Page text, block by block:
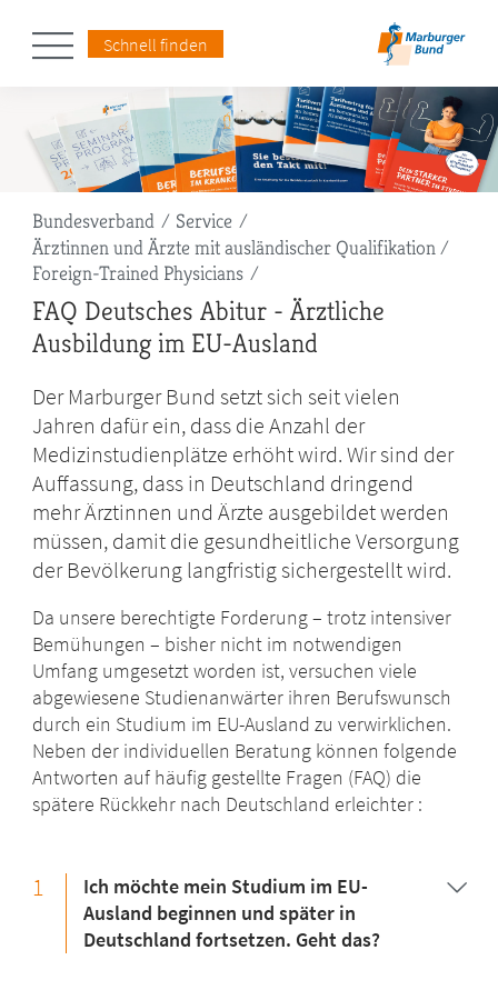
Schnell finden
Pfadnavigation
Bundesverband
Service
Ärztinnen und Ärzte mit ausländischer Qualifikation /
Foreign-Trained Physicians
FAQ Deutsches Abitur - Ärztliche
Ausbildung im EU-Ausland
Der Marburger Bund setzt sich seit vielen
Jahren dafür ein, dass die Anzahl der
Medizinstudienplätze erhöht wird. Wir sind der
Auffassung, dass in Deutschland dringend
mehr Ärztinnen und Ärzte ausgebildet werden
müssen, damit die gesundheitliche Versorgung
der Bevölkerung langfristig sichergestellt wird.
Da unsere berechtigte Forderung – trotz intensiver
Bemühungen – bisher nicht im notwendigen
Umfang umgesetzt worden ist, versuchen viele
abgewiesene Studienanwärter ihren Berufswunsch
durch ein Studium im EU-Ausland zu verwirklichen.
Neben der individuellen Beratung können folgende
Antworten auf häufig gestellte Fragen (FAQ) die
spätere Rückkehr nach Deutschland erleichter :
1
Ich möchte mein Studium im EU-
Ausland beginnen und später in
Deutschland fortsetzen. Geht das?